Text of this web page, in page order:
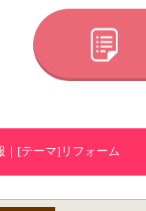
｜[テーマ]リフォーム